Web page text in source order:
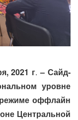
2021 г.– Сайд-
уровне
режиме оффлайн
Центральной